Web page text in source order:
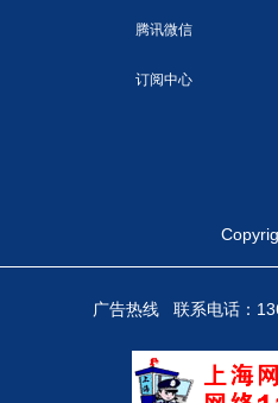
腾讯微信
订阅中心
广告热线 联系电话：